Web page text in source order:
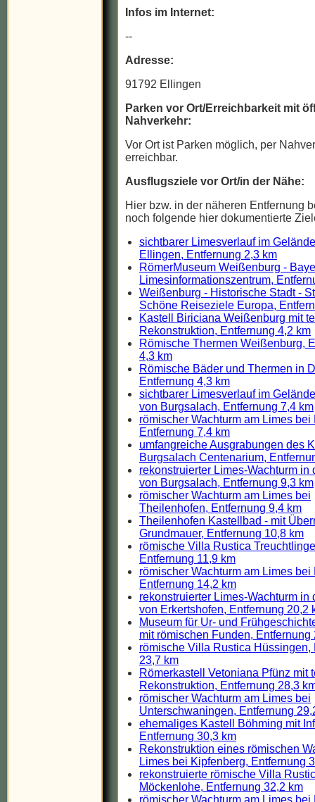
Infos im Internet:
--
Adresse:
91792 Ellingen
Parken vor Ort/Erreichbarkeit mit
Nahverkehr:
Vor Ort ist Parken möglich, per
erreichbar.
Ausflugsziele vor Ort/in der Nähe:
Hier bzw. in der näheren Entfernung
noch folgende hier dokumentierte
sichtbarer Limesverlauf im
Ellingen, Entfernung 2,3 km
RömerMuseum Weißenburg -
Limesinformationszentrum,
Weißenburg - Historische Stadt -
Schöne Reiseziele Europa,
Kastell Biriciana Weißenburg mit
Rekonstruktion, Entfernung 4,2 km
Römische Thermen Weißenburg,
4,3 km
Römische Bäder und Thermen in
Entfernung 4,3 km
sichtbarer Limesverlauf im
von Burgsalach, Entfernung 7,4 km
römischer Wachturm am Limes bei
Entfernung 7,4 km
umfangreiche Ausgrabungen des
Burgsalach Centenarium,
rekonstruierter Limes-Wachturm in
von Burgsalach, Entfernung 9,3 km
römischer Wachturm am Limes bei
Theilenhofen, Entfernung 9,4 km
Theilenhofen Kastellbad - mit
Grundmauer, Entfernung 10,8 km
römische Villa Rustica
Entfernung 11,9 km
römischer Wachturm am Limes bei
Entfernung 14,2 km
rekonstruierter Limes-Wachturm in
von Erkertshofen, Entfernung 20,2
Museum für Ur- und
mit römischen Funden, Entfernung
römische Villa Rustica Hüssingen,
23,7 km
Römerkastell Vetoniana Pfünz mit
Rekonstruktion, Entfernung 28,3
römischer Wachturm am Limes bei
Unterschwaningen, Entfernung
ehemaliges Kastell Böhming mit
Entfernung 30,3 km
Rekonstruktion eines römischen
Limes bei Kipfenberg, Entfernung
rekonstruierte römische Villa
Möckenlohe, Entfernung 32,2 km
römischer Wachturm am Limes bei